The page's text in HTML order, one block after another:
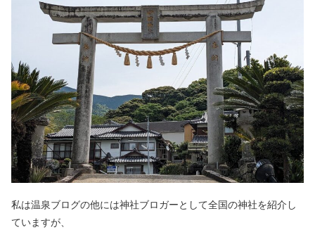
私は温泉ブログの他には神社ブロガーとして全国の神社を紹介し
ていますが、